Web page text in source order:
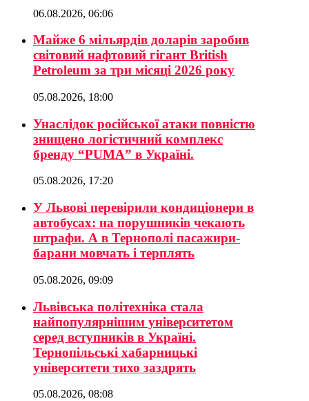
06.08.2026, 06:06
Майже 6 мільярдів доларів заробив
світовий нафтовий гігант British
Petroleum за три місяці 2026 року
05.08.2026, 18:00
Унаслідок російської атаки повністю
знищено логістичний комплекс
бренду “PUMA” в Україні.
05.08.2026, 17:20
У Львові перевірили кондиціонери в
автобусах: на порушників чекають
штрафи. А в Тернополі пасажири-
барани мовчать і терплять
05.08.2026, 09:09
Львівська політехніка стала
найпопулярнішим університетом
серед вступників в Україні.
Тернопільські хабарницькі
університети тихо заздрять
05.08.2026, 08:08